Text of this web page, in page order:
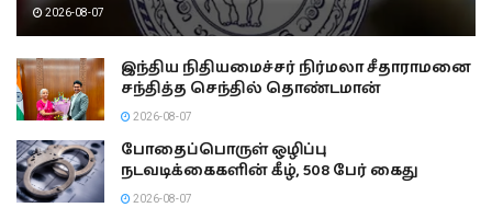
2026-08-07
இந்திய நிதியமைச்சர் நிர்மலா சீதாராமனை
சந்தித்த செந்தில் தொண்டமான்
2026-08-07
போதைப்பொருள் ஒழிப்பு
நடவடிக்கைகளின் கீழ், 508 பேர் கைது
2026-08-07